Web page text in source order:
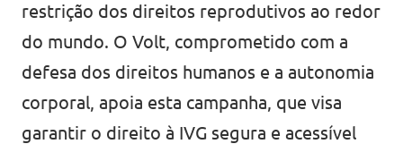
restrição dos direitos reprodutivos ao redor
do mundo. O Volt, comprometido com a
defesa dos direitos humanos e a autonomia
corporal, apoia esta campanha, que visa
garantir o direito à IVG segura e acessível